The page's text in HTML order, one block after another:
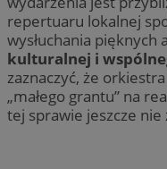
repertuaru lokalnej
wysłuchania pięknych
kulturalnej i
zaznaczyć, że orkiestra
„małego grantu” na
tej sprawie jeszcze nie